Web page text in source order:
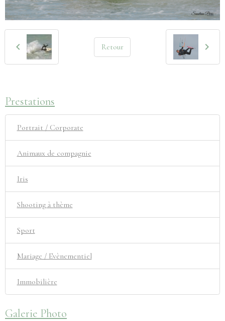
Retour
Prestations
Portrait / Corporate
Animaux de compagnie
Iris
Shooting à thème
Sport
Mariage / Evènementiel
Immobilière
Galerie Photo